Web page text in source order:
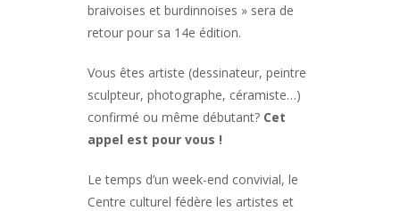
braivoises et burdinnoises » sera de
retour pour sa 14e édition.
Vous êtes artiste (dessinateur, peintre
sculpteur, photographe, céramiste…)
confirmé ou même débutant? Cet
appel est pour vous !
Le temps d’un week-end convivial, le
Centre culturel fédère les artistes et